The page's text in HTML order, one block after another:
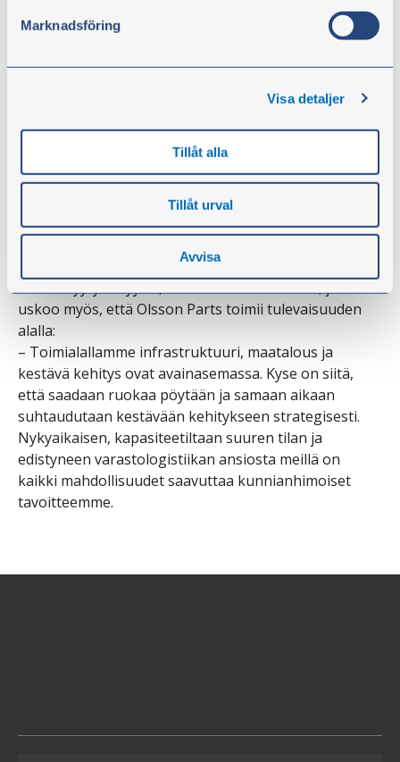
Marknadsföring
Visa detaljer
Tillåt alla
Tillåt urval
Avvisa
Saksassa on klo 14, mutta siellä toimitusaika voi olla
jokusen päivän pidempi.
Monikielinen puhelintuki
Vaikka olssonparts.comia pidetään yhtenä
verkkokaupoista, joskus on tarpeen puhua oikean
ihmisen kanssa. Siksi Olsson Parts tarjoaa puhelin- ja
asiakastukea ruotsin lisäksi useilla kielillä.
– Kielimuurit voivat johtaa väärinkäsityksiin ja
turhautumiseen. Tarjoamalla tukea tanskaksi,
selkeän kommunikaation ja parannamme samalla
asiakastyytyväisyyttä, sanoo Håkan Ekstrand, joka
uskoo myös, että Olsson Parts toimii tulevaisuuden
alalla:
– Toimialallamme infrastruktuuri, maatalous ja
kestävä kehitys ovat avainasemassa. Kyse on siitä,
että saadaan ruokaa pöytään ja samaan aikaan
suhtaudutaan kestävään kehitykseen strategisesti.
Nykyaikaisen, kapasiteetiltaan suuren tilan ja
edistyneen varastologistiikan ansiosta meillä on
kaikki mahdollisuudet saavuttaa kunnianhimoiset
tavoitteemme.